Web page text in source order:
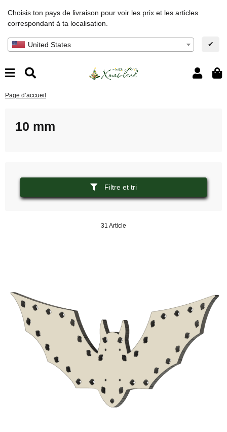
Choisis ton pays de livraison pour voir les prix et les articles
correspondant à ta localisation.
United States ✔
Page d’accueil
10 mm
Filtre et tri
31 Article